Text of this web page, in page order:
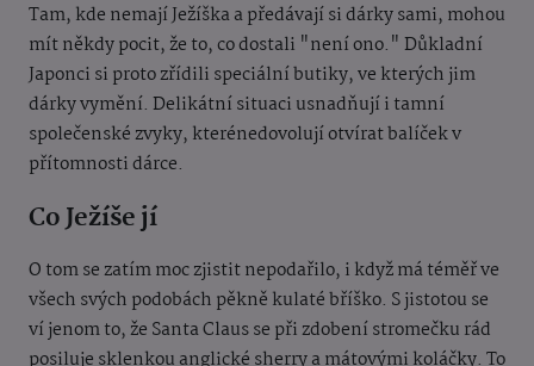
Tam, kde nemají Ježíška a předávají si dárky sami, mohou
mít někdy pocit, že to, co dostali "není ono." Důkladní
Japonci si proto zřídili speciální butiky, ve kterých jim
dárky vymění. Delikátní situaci usnadňují i tamní
společenské zvyky, kterénedovolují otvírat balíček v
přítomnosti dárce.
Co Ježíše jí
O tom se zatím moc zjistit nepodařilo, i když má téměř ve
všech svých podobách pěkně kulaté bříško. S jistotou se
ví jenom to, že Santa Claus se při zdobení stromečku rád